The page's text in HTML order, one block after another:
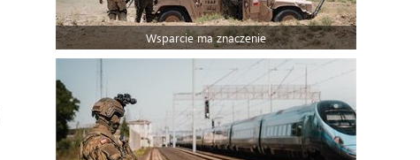
Wsparcie ma znaczenie